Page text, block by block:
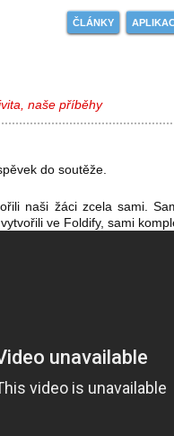
ČLÁNKY
naše příběhy
do soutěže.
naši žáci zcela sami.
ve Foldify, sami